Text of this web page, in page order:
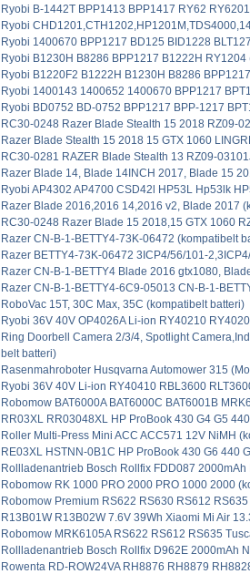
Ryobi B-1442T BPP1413 BPP1417 RY62
Ryobi
Ryobi 1400670 BPP1217 BD125 BID1228
Ryobi B1230H B8286 BPP1217 B1222H
Ryobi B1220F2 B1222H B1230H B8286
Ryobi 1400143 1400652 1400670 BPP1217
Ryobi BD0752 BD-0752 BPP1217 BPP-1217
RC30-0248 Razer Blade Stealth 15 2018 RZ09-
Razer Blade Stealth 15 2018 15 GTX 1060
RC30-0281 RAZER Blade Stealth 13 RZ09-
Razer Blade 14, Blade 14INCH 2017, Blade 15
Ryobi AP4302 AP4700 CSD42l HP53L Hp53lk
Razer Blade 2016,2016 14,2016 v2, Blade 2017
RC30-0248 Razer Blade 15 2018,15 GTX 1060
Razer CN-B-1-BETTY4-73K-06472 (kompatibelt
Razer BETTY4-73K-06472 3ICP4/56/101-
Razer CN-B-1-BETTY4 Blade 2016 gtx1080,
Razer CN-B-1-BETTY4-6C9-05013 CN-B-1-
RoboVac 15T, 30C Max, 35C (kompatibelt batteri)
Ryobi 36V 40V OP4026A Li-ion RY40210
Ring Doorbell Camera 2/3/4, Spotlight
belt batteri)
Rasenmahroboter Husqvarna Automower 315
Ryobi 36V 40V Li-ion RY40410 RBL3600
Robomow BAT6000A BAT6000C BAT6001B
RR03XL RR03048XL HP ProBook 430 G4 G5
Roller Multi-Press Mini ACC ACC571 12V NiMH
RE03XL HSTNN-0B1C HP ProBook 430 G6 440
Rollladenantrieb Bosch Rollfix FDD087
Robomow RK 1000 PRO 2000 PRO 1000 2000
Robomow Premium RS622 RS630 RS612
R13B01W R13B02W 7.6V 39Wh Xiaomi Mi Air
Robomow MRK6105A RS622 RS612 RS635
Rollladenantrieb Bosch Rollfix D962E 2000mAh
Rowenta RD-ROW24VA RH8876 RH8879